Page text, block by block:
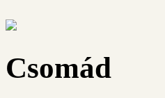
Csomád